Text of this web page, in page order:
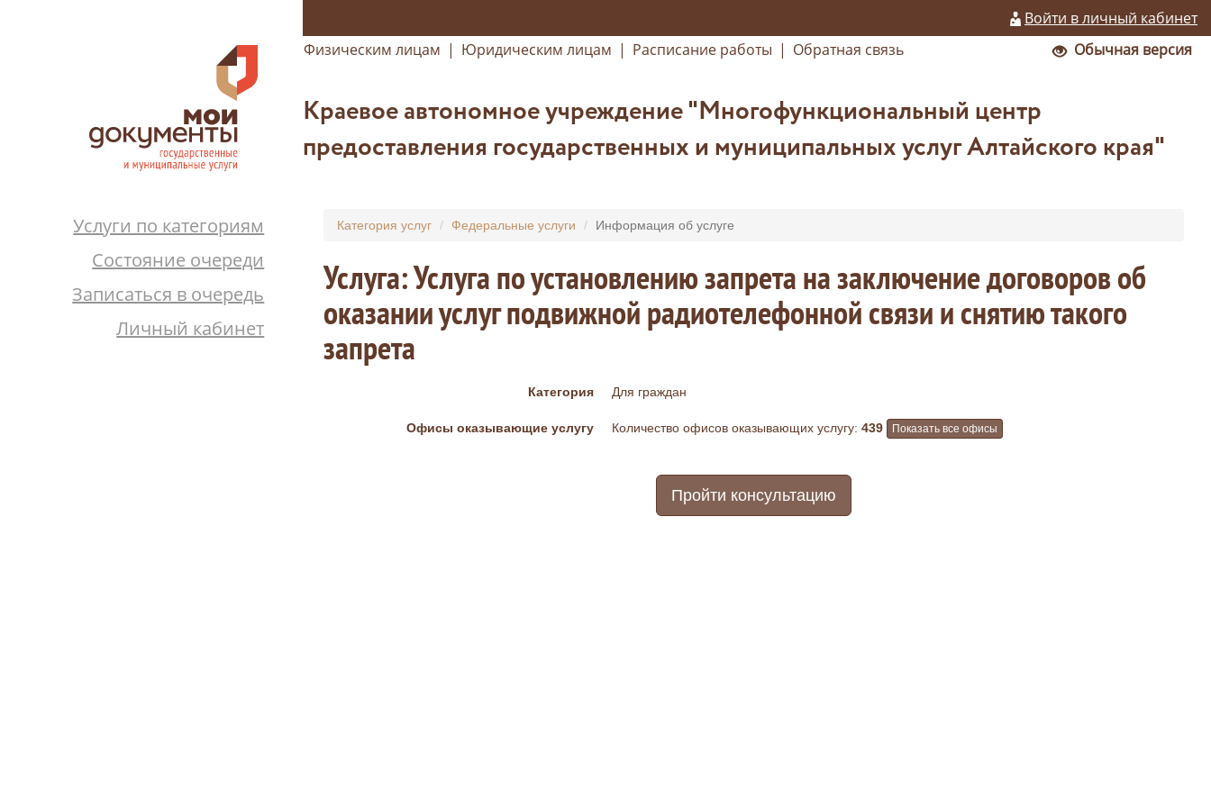
Войти в личный кабинет
Физическим лицам | Юридическим лицам | Расписание работы | Обратная связь Обычная версия
Краевое автономное учреждение "Многофункциональный центр
предоставления государственных и муниципальных услуг Алтайского края"
Услуги по категориям
Состояние очереди
Записаться в очередь
Личный кабинет
Категория услуг Федеральные услуги Информация об услуге
Услуга: Услуга по установлению запрета на заключение договоров об
оказании услуг подвижной радиотелефонной связи и снятию такого
запрета
Категория Для граждан
Офисы оказывающие услугу Количество офисов оказывающих услугу: 439 Показать все офисы
Пройти консультацию